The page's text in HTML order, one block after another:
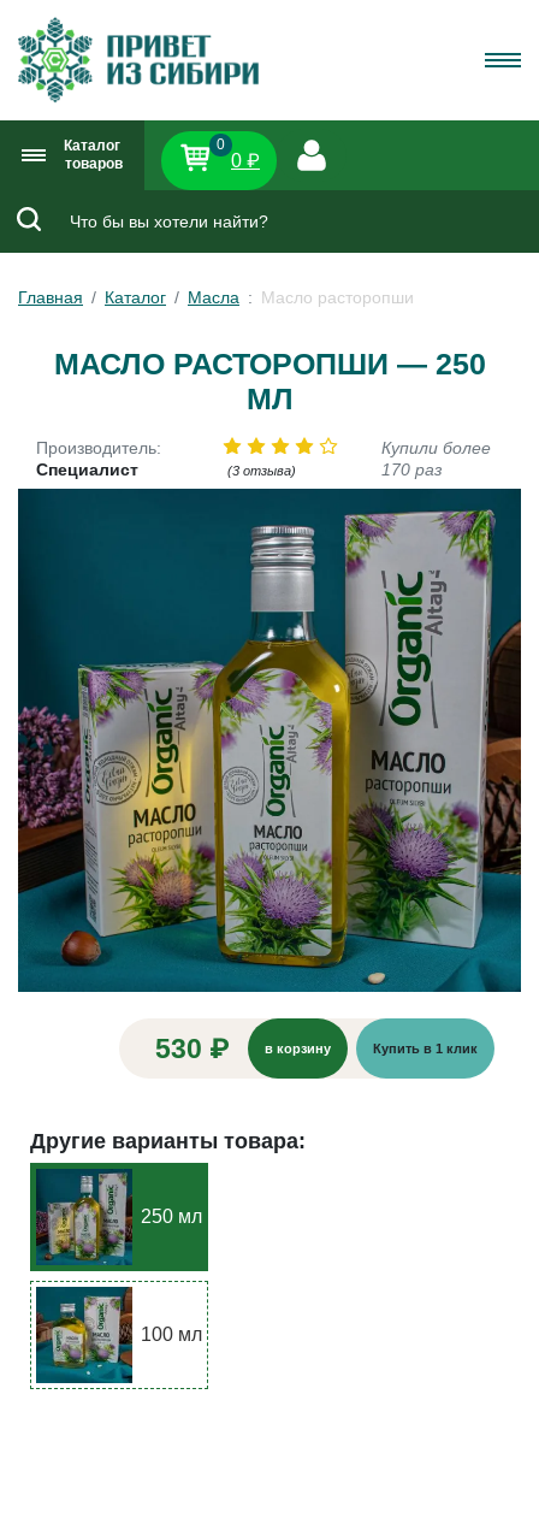
Каталог
товаров
0
0 ₽
Главная Каталог Масла Масло расторопши
МАСЛО РАСТОРОПШИ — 250
МЛ
Производитель:
Специалист
(3 отзыва)
Купили более
170 раз
530 ₽ в корзину Купить в 1 клик
Другие варианты товара:
250 мл
100 мл